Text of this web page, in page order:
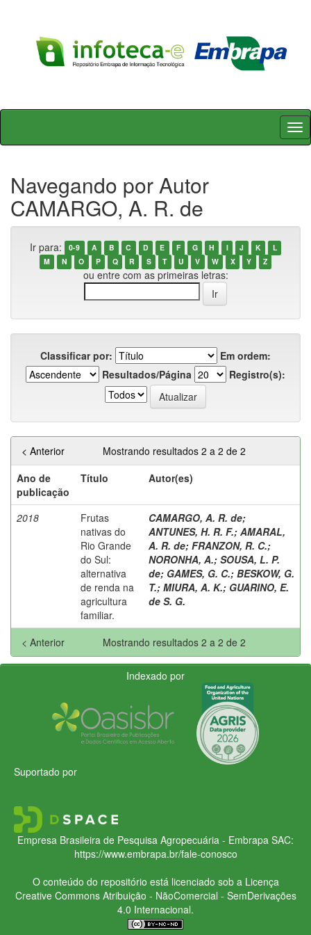
Skip
Navegando por Autor
CAMARGO, A. R. de
Ir para: 0-9 A B C D E F G H I J K
L
M
N O P Q R S T U V W X Y Z
ou entre com as primeiras letras:
Classificar por:
Em ordem:
Resultados/Página
Registro(s):
Mostrando resultados 2 a 2 de 2
< Anterior
Ano de
publicação
Título Autor(es)
2018
Frutas
nativas do
Rio Grande
do Sul:
alternativa
de renda na
agricultura
familiar.
CAMARGO, A. R. de;
ANTUNES, H. R. F.; AMARAL,
A. R. de; FRANZON, R. C.;
NORONHA, A.; SOUSA, L. P.
de; GAMES, G. C.; BESKOW, G.
T.; MIURA, A. K.; GUARINO, E.
de S. G.
Mostrando resultados 2 a 2 de 2
< Anterior
Indexado por
Suportado por
Empresa Brasileira de Pesquisa Agropecuária - Embrapa SAC:
https://www.embrapa.br/fale-conosco
O conteúdo do repositório está licenciado sob a Licença
Creative CommonsAtribuição - NãoComercial - SemDerivações
4.0 Internacional.